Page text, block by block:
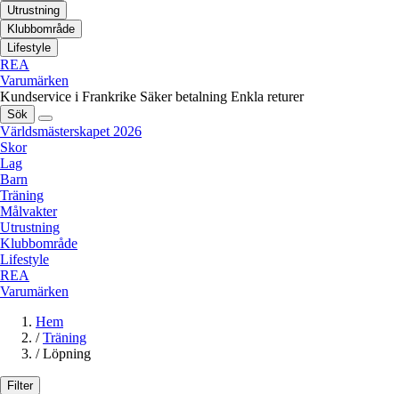
Utrustning
Klubbområde
Lifestyle
REA
Varumärken
Kundservice i Frankrike Säker betalning Enkla returer
Sök
Världsmästerskapet 2026
Skor
Lag
Barn
Träning
Målvakter
Utrustning
Klubbområde
Lifestyle
REA
Varumärken
Hem
/ Träning
/ Löpning
Filter